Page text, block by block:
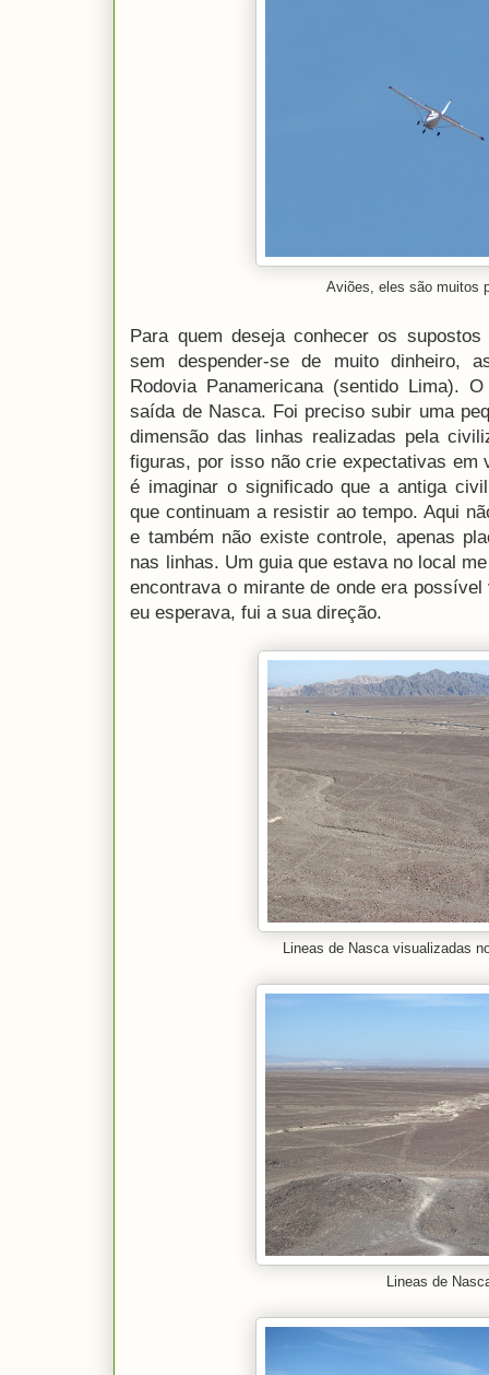
Aviões, eles são muitos
Para quem deseja conhecer os
sem despender-se de muito dinheiro,
Rodovia Panamericana (sentido Lima).
saída de Nasca. Foi preciso subir uma
dimensão das linhas realizadas pela
figuras, por isso não crie expectativas em
é imaginar o significado que a antiga
que continuam a resistir ao tempo. Aqui
e também não existe controle, apenas
nas linhas. Um guia que estava no local
encontrava o mirante de onde era
eu esperava, fui a sua direção.
Lineas de Nasca visualizadas
Lineas de